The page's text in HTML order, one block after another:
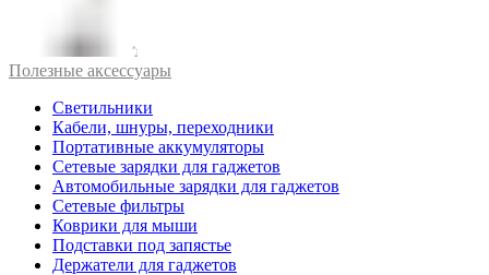
Полезные аксессуары
Светильники
Кабели, шнуры, переходники
Портативные аккумуляторы
Сетевые зарядки для гаджетов
Автомобильные зарядки для гаджетов
Сетевые фильтры
Коврики для мыши
Подставки под запястье
Держатели для гаджетов